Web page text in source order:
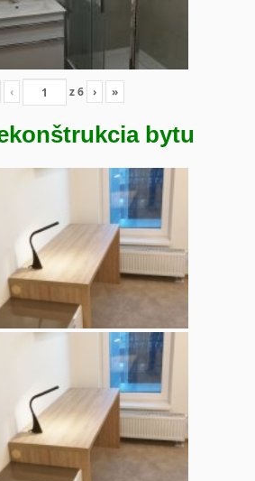
‹ z6 › »
bytu